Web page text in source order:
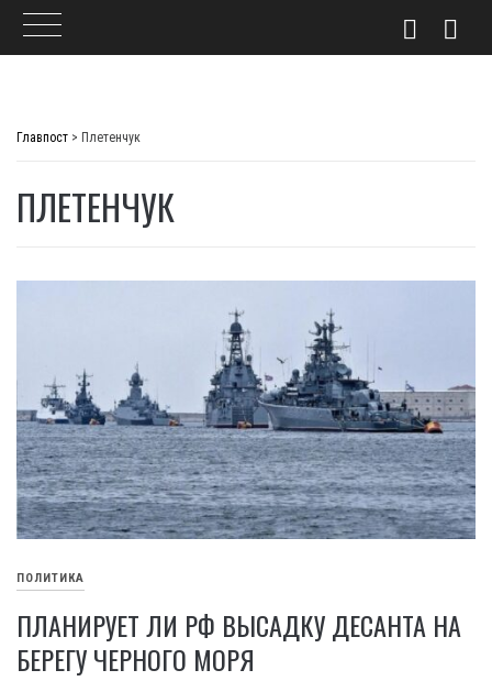
Главпост > Плетенчук
ПЛЕТЕНЧУК
ПОЛИТИКА
ПЛАНИРУЕТ ЛИ РФ ВЫСАДКУ ДЕСАНТА НА
БЕРЕГУ ЧЕРНОГО МОРЯ